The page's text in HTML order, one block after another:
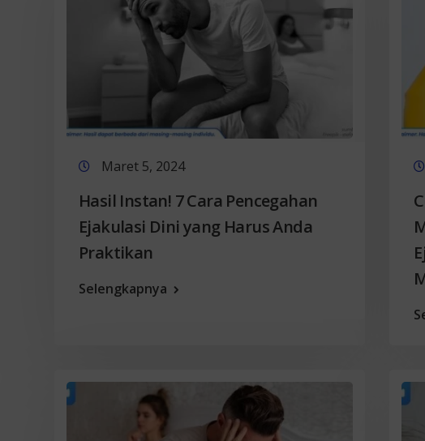
Maret 5, 2024
Hasil Instan! 7 Cara Pencegahan
Ejakulasi Dini yang Harus Anda
Praktikan
Selengkapnya